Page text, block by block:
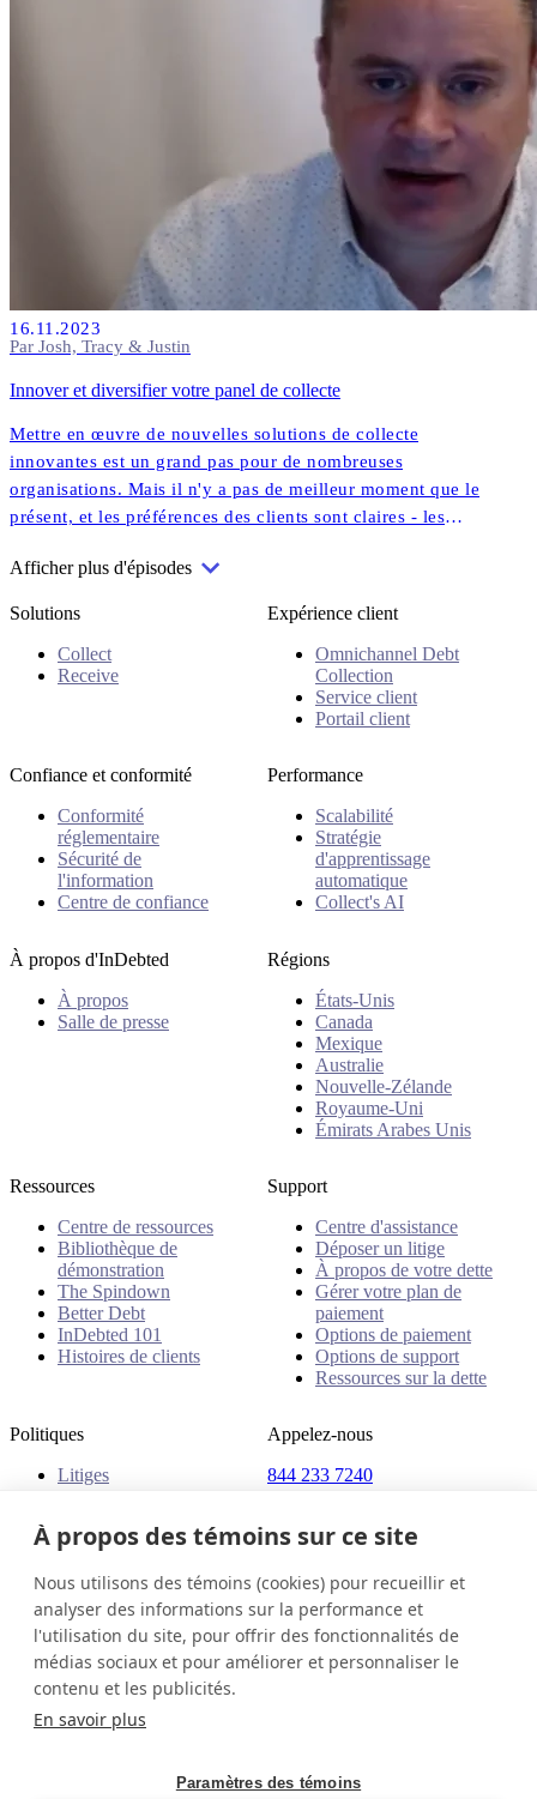
16.11.2023
Par Josh, Tracy & Justin
Innover et diversifier votre panel de collecte
Mettre en œuvre de nouvelles solutions de collecte
innovantes est un grand pas pour de nombreuses
organisations. Mais il n'y a pas de meilleur moment que le
présent, et les préférences des clients sont claires - les
Afficher plus d'épisodes
Solutions
Collect
Receive
Expérience client
Omnichannel Debt
Collection
Service client
Portail client
Confiance et conformité
Conformité
réglementaire
Sécurité de
l'information
Centre de confiance
Performance
Scalabilité
Stratégie
d'apprentissage
automatique
Collect's AI
À propos d'InDebted
À propos
Salle de presse
Régions
États-Unis
Canada
Mexique
Australie
Nouvelle-Zélande
Royaume-Uni
Émirats Arabes Unis
Ressources
Centre de ressources
Bibliothèque de
démonstration
The Spindown
Better Debt
InDebted 101
Histoires de clients
Support
Centre d'assistance
Déposer un litige
À propos de votre dette
Gérer votre plan de
paiement
Options de paiement
Options de support
Ressources sur la dette
Politiques
Litiges
Appelez-nous
844 233 7240
1400
Toronto, ON, M5C 1C4
Canada
Canada (Français)
Contactez-nous
© 2026 InDebted Holdings Pty Ltd
À propos des témoins sur ce site
Nous utilisons des témoins (cookies) pour recueillir et
analyser des informations sur la performance et
l'utilisation du site, pour offrir des fonctionnalités de
médias sociaux et pour améliorer et personnaliser le
contenu et les publicités.
En savoir plus
Paramètres des témoins